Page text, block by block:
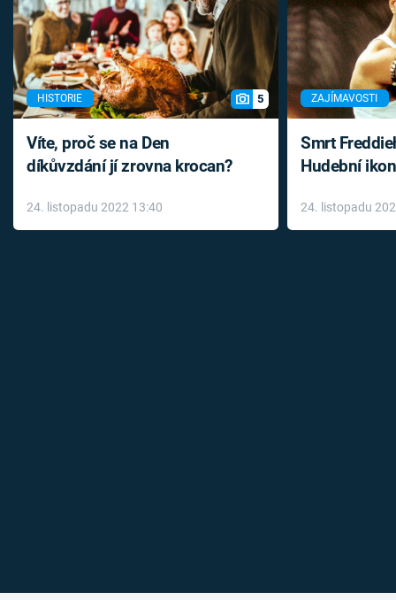
HISTORIE 5
Víte, proč se na Den
díkůvzdání jí zrovna krocan?
24. listopadu 2022 13:40
ZAJÍMAVOSTI
Smrt
Hudební
léky
24. listopadu